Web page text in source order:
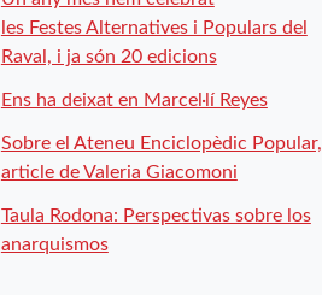
les Festes Alternatives i Populars del
Raval, i ja són 20 edicions
Ens ha deixat en Marcel·lí Reyes
Sobre el Ateneu Enciclopèdic Popular,
article de Valeria Giacomoni
Taula Rodona: Perspectivas sobre los
anarquismos